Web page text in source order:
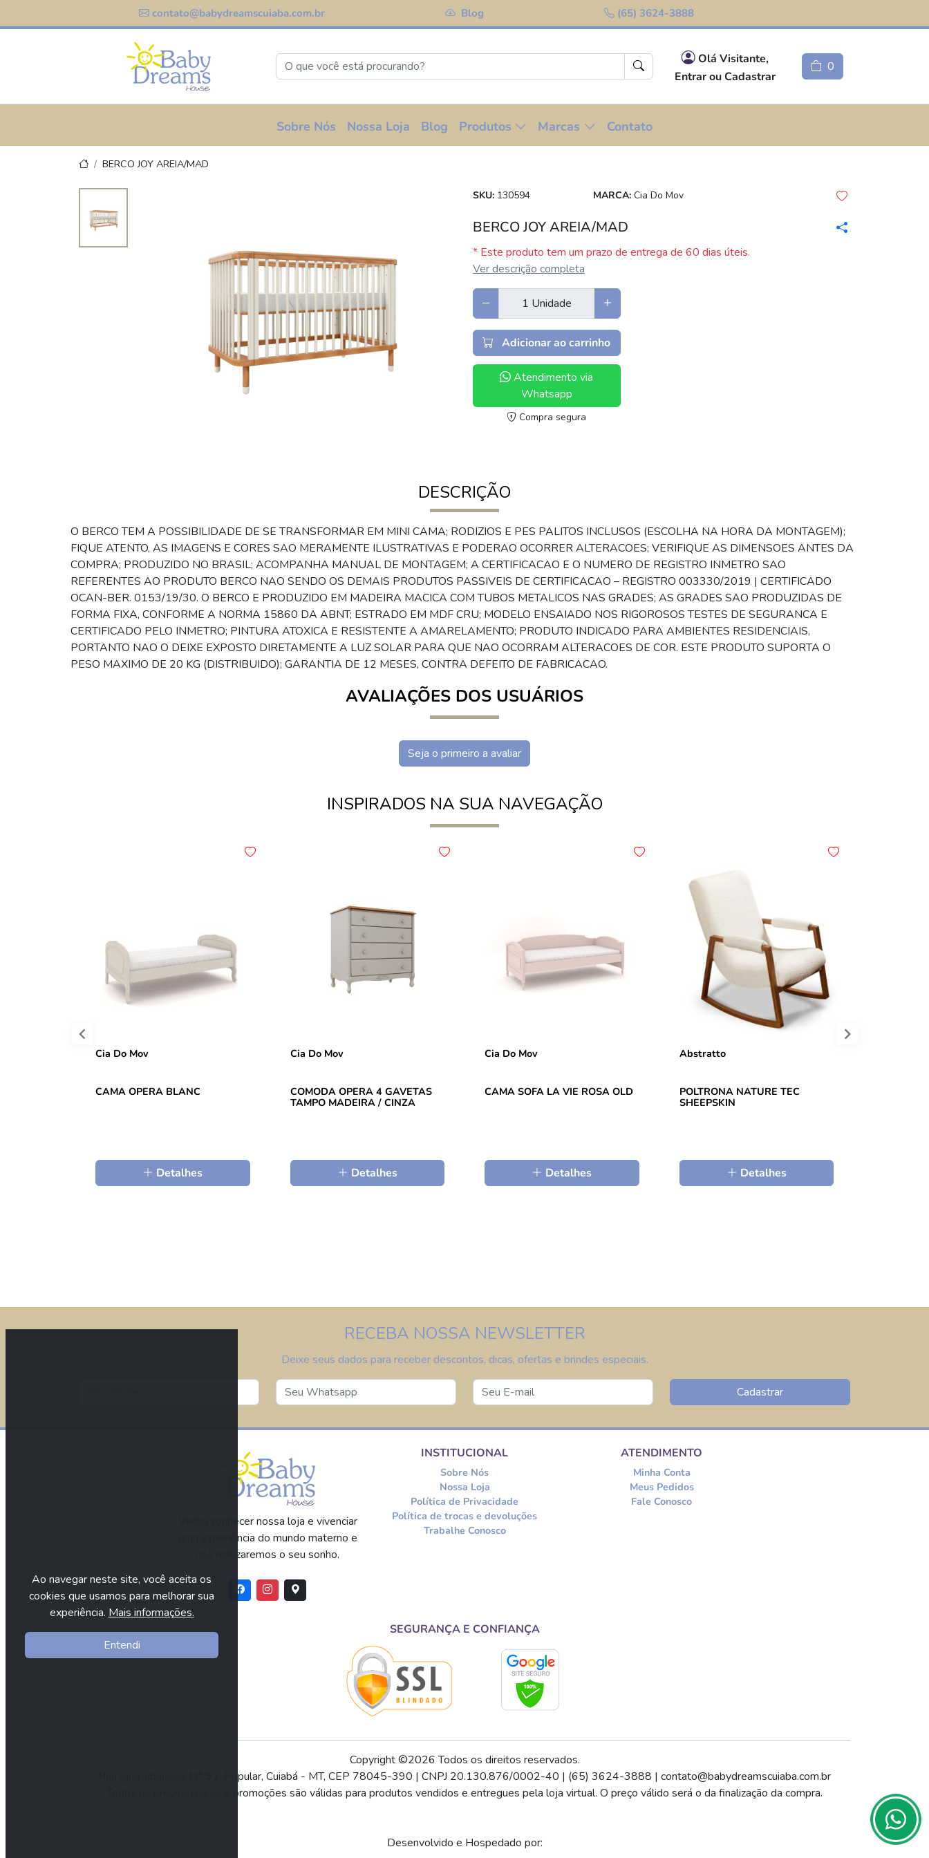
contato@babydreamscuiaba.com.br Blog (65) 3624-3888
Olá Visitante,
Entrar ou Cadastrar
0
Sobre Nós Nossa Loja Blog Produtos Marcas Contato
BERCO JOY AREIA/MAD
SKU: 130594 MARCA: Cia Do Mov
BERCO JOY AREIA/MAD
* Este produto tem um prazo de entrega de 60 dias úteis.
Ver descrição completa
Adicionar ao carrinho
Atendimento via
Whatsapp
Compra segura
DESCRIÇÃO
O BERCO TEM A POSSIBILIDADE DE SE TRANSFORMAR EM MINI CAMA; RODIZIOS E PES PALITOS INCLUSOS (ESCOLHA NA HORA DA MONTAGEM);
FIQUE ATENTO, AS IMAGENS E CORES SAO MERAMENTE ILUSTRATIVAS E PODERAO OCORRER ALTERACOES; VERIFIQUE AS DIMENSOES ANTES DA
COMPRA; PRODUZIDO NO BRASIL; ACOMPANHA MANUAL DE MONTAGEM; A CERTIFICACAO E O NUMERO DE REGISTRO INMETRO SAO
REFERENTES AO PRODUTO BERCO NAO SENDO OS DEMAIS PRODUTOS PASSIVEIS DE CERTIFICACAO – REGISTRO 003330/2019 | CERTIFICADO
OCAN-BER. 0153/19/30. O BERCO E PRODUZIDO EM MADEIRA MACICA COM TUBOS METALICOS NAS GRADES; AS GRADES SAO PRODUZIDAS DE
FORMA FIXA, CONFORME A NORMA 15860 DA ABNT; ESTRADO EM MDF CRU; MODELO ENSAIADO NOS RIGOROSOS TESTES DE SEGURANCA E
CERTIFICADO PELO INMETRO; PINTURA ATOXICA E RESISTENTE A AMARELAMENTO; PRODUTO INDICADO PARA AMBIENTES RESIDENCIAIS,
PORTANTO NAO O DEIXE EXPOSTO DIRETAMENTE A LUZ SOLAR PARA QUE NAO OCORRAM ALTERACOES DE COR. ESTE PRODUTO SUPORTA O
PESO MAXIMO DE 20 KG (DISTRIBUIDO); GARANTIA DE 12 MESES, CONTRA DEFEITO DE FABRICACAO.
AVALIAÇÕES DOS USUÁRIOS
Seja o primeiro a avaliar
INSPIRADOS NA SUA NAVEGAÇÃO
Cia Do Mov
CAMA OPERA BLANC
Detalhes
Cia Do Mov
COMODA OPERA 4 GAVETAS
TAMPO MADEIRA / CINZA
Detalhes
Cia Do Mov
CAMA SOFA LA VIE ROSA OLD
Detalhes
Abstratto
POLTRONA NATURE TEC
SHEEPSKIN
Detalhes
RECEBA NOSSA NEWSLETTER
Deixe seus dados para receber descontos, dicas, ofertas e brindes especiais.
Cadastrar
Venha conhecer nossa loja e vivenciar
uma experiência do mundo materno e
nós realizaremos o seu sonho.
INSTITUCIONAL
Sobre Nós
Nossa Loja
Política de Privacidade
Política de trocas e devoluções
Trabalhe Conosco
ATENDIMENTO
Minha Conta
Meus Pedidos
Fale Conosco
SEGURANÇA E CONFIANÇA
Copyright ©2026 Todos os direitos reservados.
Rua Sírio-libanesa, N° 91, Popular, Cuiabá - MT, CEP 78045-390 | CNPJ 20.130.876/0002-40 | (65) 3624-3888 | contato@babydreamscuiaba.com.br
Todos os preços, regras e promoções são válidas para produtos vendidos e entregues pela loja virtual. O preço válido será o da finalização da compra.
Desenvolvido e Hospedado por:
Ao navegar neste site, você aceita os
cookies que usamos para melhorar sua
experiência. Mais informações.
Entendi